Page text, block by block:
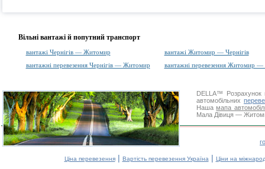
Вільні вантажі й попутний транспорт
вантажі Чернігів — Житомир
вантажі Житомир — Чернігів
вантажні перевезення Чернігів — Житомир
вантажні перевезення Житомир —
DELLA™
Розрахунок
автомобільних
Нашамапа
Мала Дівиця —
Ціна перевезення| Вартість перевезення Україна | Ціни на